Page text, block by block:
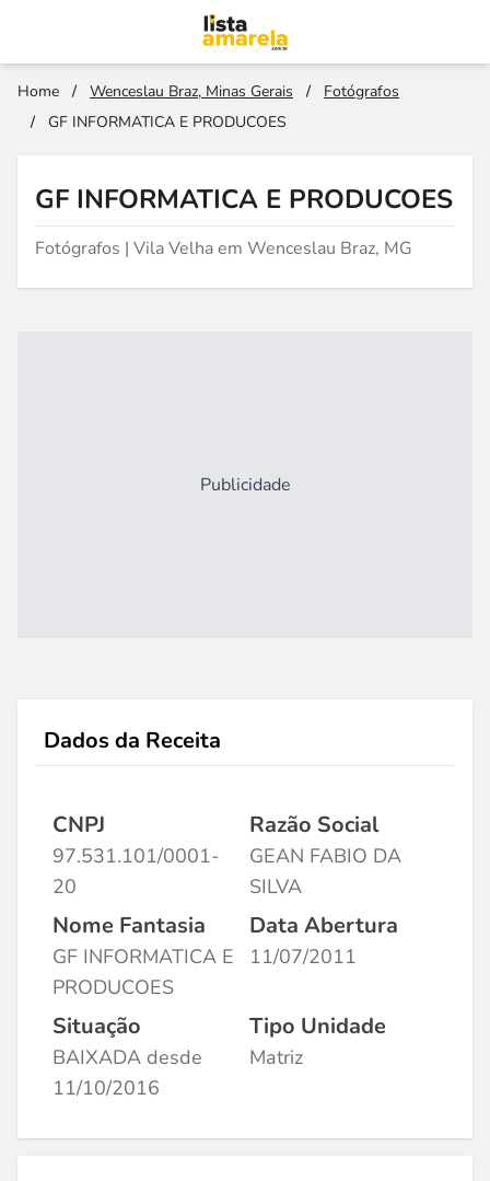
Home / Wenceslau Braz, Minas Gerais /
Fotógrafos
/
GF INFORMATICA E PRODUCOES
GF INFORMATICA E PRODUCOES
Fotógrafos | Vila Velha em Wenceslau Braz, MG
Publicidade
Dados da Receita
CNPJ
97.531.101/0001-
20
Razão Social
GEAN FABIO DA
SILVA
Nome Fantasia
GF INFORMATICA E
PRODUCOES
Data Abertura
11/07/2011
Situação
BAIXADA desde
11/10/2016
Tipo Unidade
Matriz